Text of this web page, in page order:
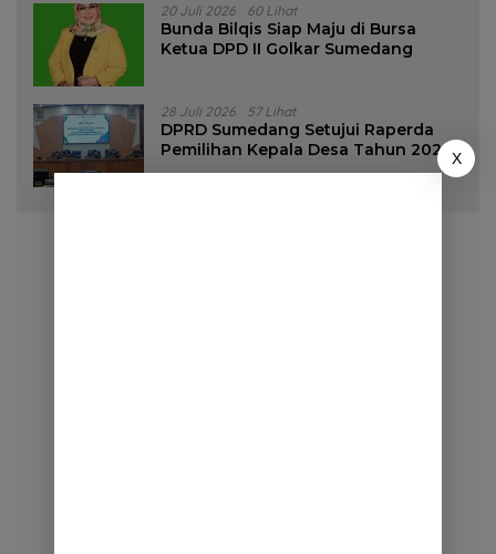
20 Juli 2026 60 Lihat
Bunda Bilqis Siap Maju di Bursa
Ketua DPD II Golkar Sumedang
28 Juli 2026 57 Lihat
DPRD Sumedang Setujui Raperda
Pemilihan Kepala Desa Tahun 2026
Menjadi Peraturan Daerah
X